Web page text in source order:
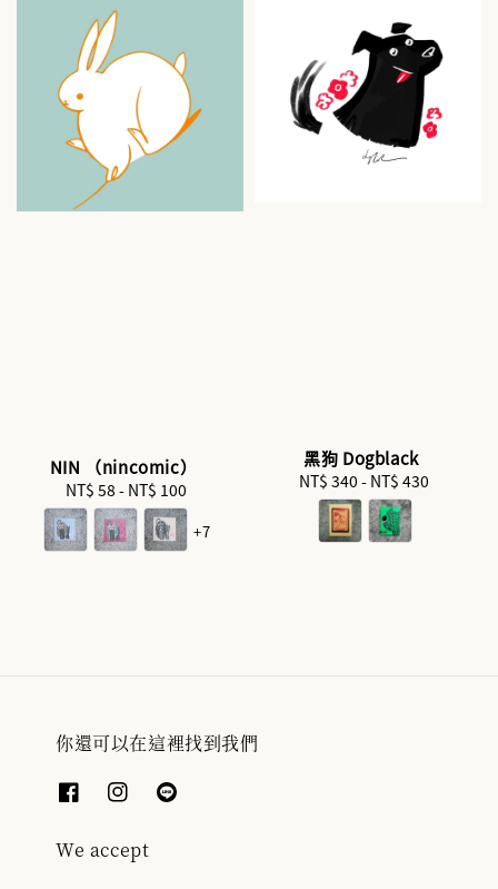
NIN （nincomic）
Regular
price
NT$ 58 - NT$ 100
+7
黑狗 Dogblack
Regular
price
NT$ 340 - NT$ 430
你還可以在這裡找到我們
We accept